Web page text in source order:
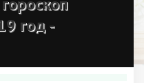
год -